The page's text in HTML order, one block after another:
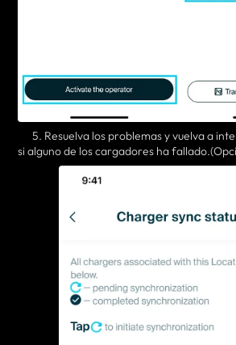
5. Resuelva los problemas y vuelva a
si alguno de los cargadores ha fallado.